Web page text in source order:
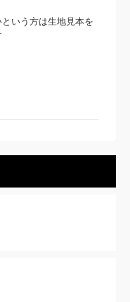
いう方は生地見本を